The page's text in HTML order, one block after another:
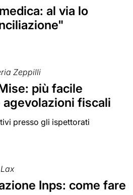
al via lo
Zeppilli
più facile
fiscali
presso gli ispettorati
Inps: come fare